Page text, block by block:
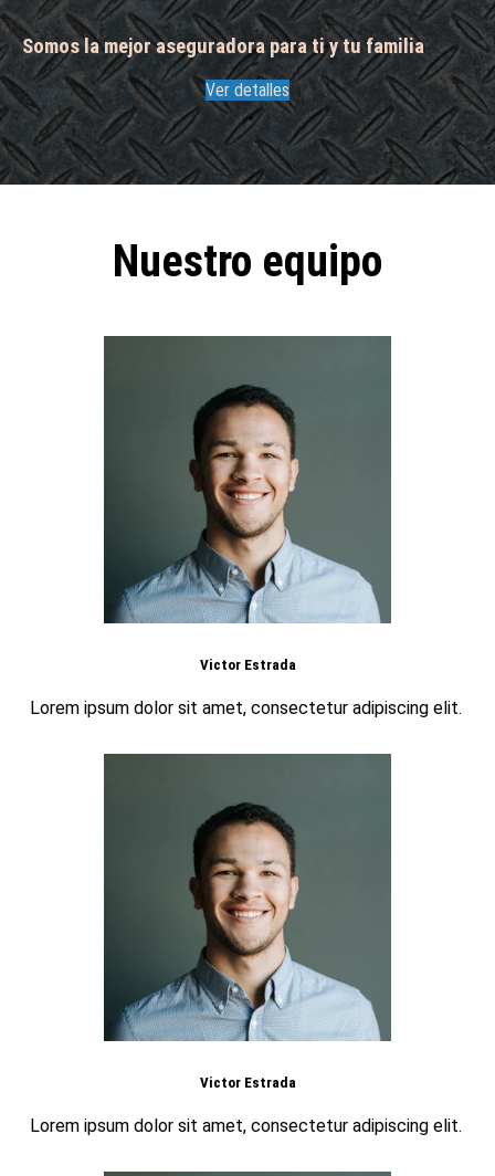
Somos la mejor aseguradora para ti y tu familia
Ver detalles
Nuestro equipo
Victor Estrada
Lorem ipsum dolor sit amet, consectetur adipiscing elit.
Victor Estrada
Lorem ipsum dolor sit amet, consectetur adipiscing elit.